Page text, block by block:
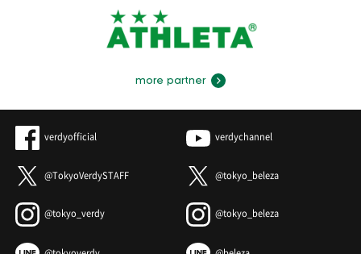
more partner
verdyofficial verdychannel
@TokyoVerdySTAFF @tokyo_beleza
@tokyo_verdy @tokyo_beleza